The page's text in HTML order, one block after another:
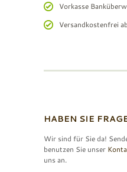
Vorkasse
Versandkostenfrei
HABEN SIE
Wir sind für Sie da!
benutzen Sie unser
uns an.